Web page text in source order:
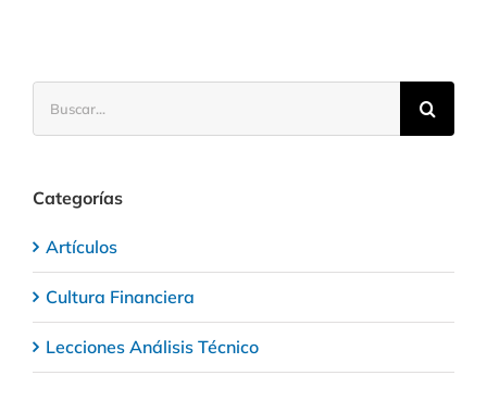
Categorías
Artículos
Cultura Financiera
Lecciones Análisis Técnico